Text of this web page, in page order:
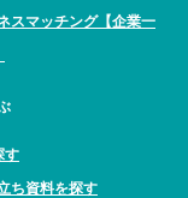
スマッチング【企業一
す
ち資料を探す